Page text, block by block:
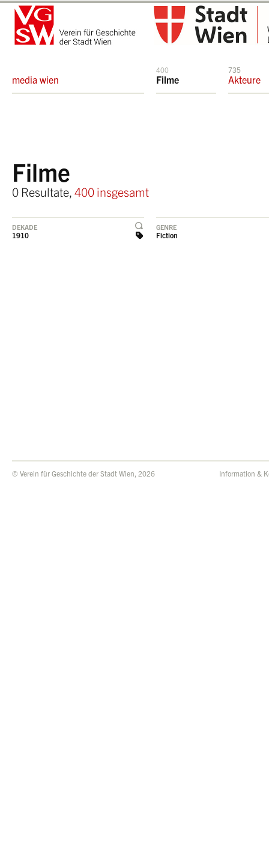
media wien
400
Filme
735
Akteure
Filme
0 Resultate, 400 insgesamt
DEKADE
1910
GENRE
Fiction
© Verein für Geschichte der Stadt Wien, 2026 Information &